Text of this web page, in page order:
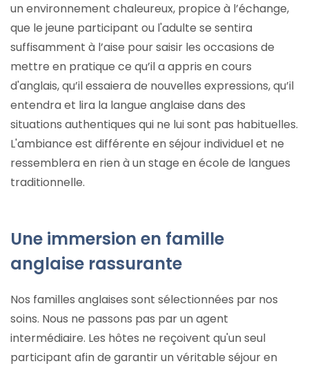
un environnement chaleureux, propice à l’échange,
que le jeune participant ou l'adulte se sentira
suffisamment à l’aise pour saisir les occasions de
mettre en pratique ce qu’il a appris en cours
d'anglais, qu’il essaiera de nouvelles expressions, qu’il
entendra et lira la langue anglaise dans des
situations authentiques qui ne lui sont pas habituelles.
L'ambiance est différente en séjour individuel et ne
ressemblera en rien à un stage en école de langues
traditionnelle.
Une immersion en famille
anglaise rassurante
Nos familles anglaises sont sélectionnées par nos
soins. Nous ne passons pas par un agent
intermédiaire. Les hôtes ne reçoivent qu'un seul
participant afin de garantir un véritable séjour en